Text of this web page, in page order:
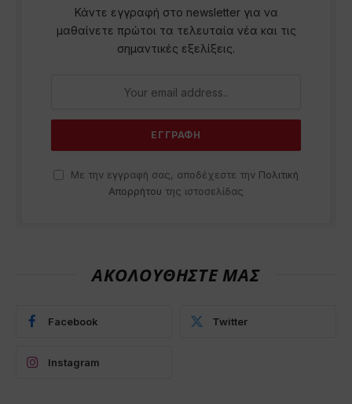
Κάντε εγγραφή στο newsletter για να
μαθαίνετε πρώτοι τα τελευταία νέα και τις
σημαντικές εξελίξεις.
Με την εγγραφή σας, αποδέχεστε την Πολιτική
Απορρήτου της ιστοσελίδας
ΑΚΟΛΟΥΘΗΣΤΕ ΜΑΣ
Facebook Twitter
Instagram